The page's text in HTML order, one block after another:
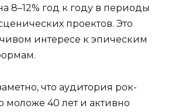
8–12% год к году в периоды
проектов. Это
интересе к эпическим
что аудитория рок-
моложе 40 лет и активно